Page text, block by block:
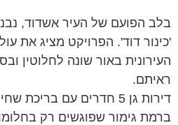
בלב הפועם של העיר אשדוד,
'כינור דוד'. הפרויקט מציג את
העירונית באור שונה לחלוטין
ראיתם.
ברמת גימור שפוגשים רק